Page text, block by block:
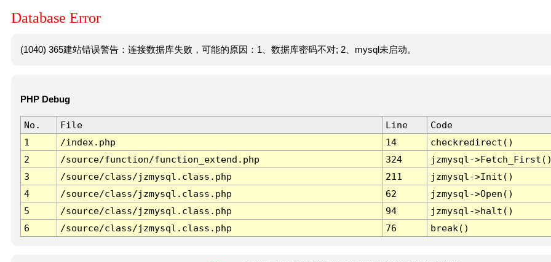
Database Error
(1040) 365建站错误警告：连接数据库失败，可能的原因：1、数据库密码不对; 2、mysql未启动。
PHP Debug
No. File Line
Code
1
/index.php 14
checkredirect()
2
/source/function/function_extend.php 324
jzmysql-
3
/source/class/jzmysql.class.php 211
jzmysql->Init()
4
/source/class/jzmysql.class.php 62
jzmysql->Open()
5
/source/class/jzmysql.class.php 94
jzmysql->halt()
6
/source/class/jzmysql.class.php 76 break()